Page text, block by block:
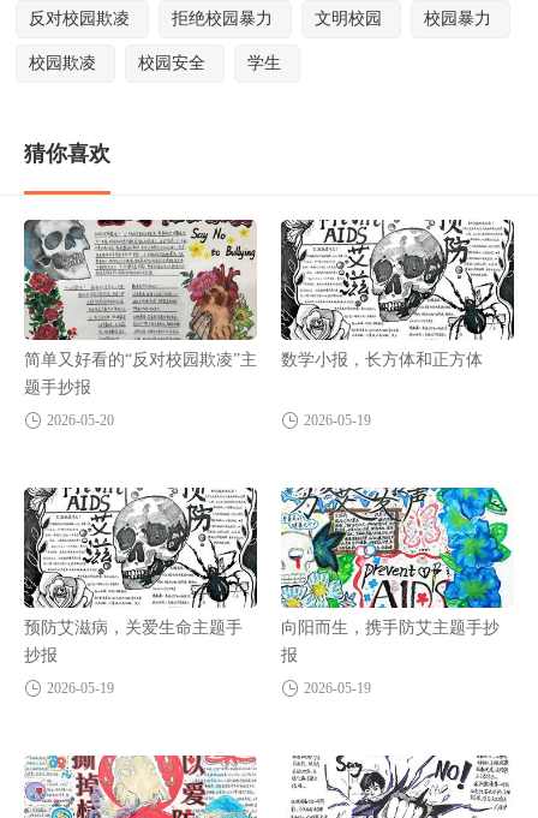
反对校园欺凌 拒绝校园暴力 文明校园 校园暴力
校园欺凌 校园安全 学生
猜你喜欢
简单又好看的“反对校园欺凌”主
题手抄报
2026-05-20
数学小报，长方体和正方体
2026-05-19
预防艾滋病，关爱生命主题手
抄报
2026-05-19
向阳而生，携手防艾主题手抄
报
2026-05-19